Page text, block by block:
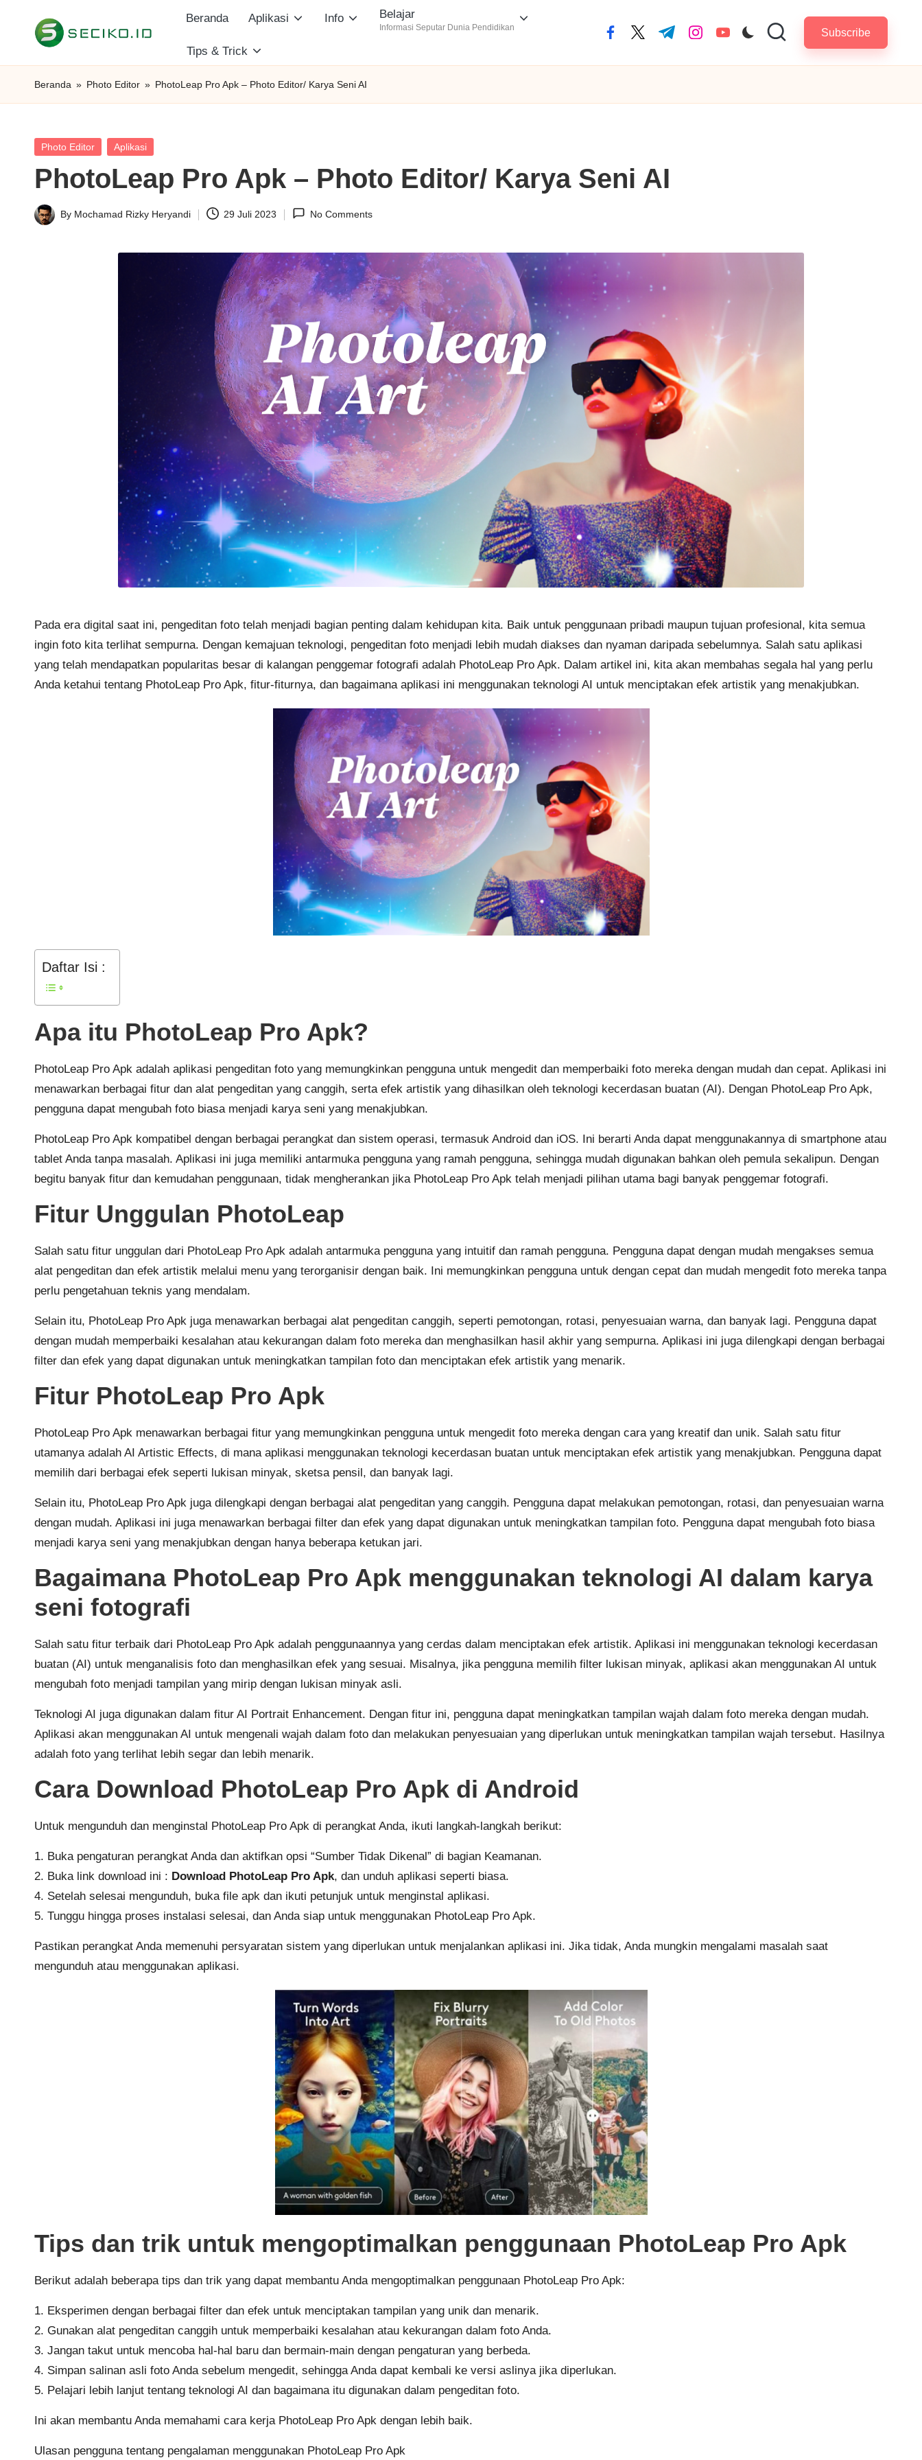
S
e
i
k
o
Informasi
dan
Beranda Aplikasi Info Belajar
Informasi Seputar Dunia Pendidikan
Tips & Trick
facebook.com
twitter.com
t.me instagram.com
youtube.com Subscribe
Beranda » Photo Editor » PhotoLeap Pro Apk – Photo Editor/ Karya Seni AI
Posted
Photo Editor Aplikasi
PhotoLeap Pro Apk – Photo Editor/ Karya Seni AI
Posted
By Mochamad Rizky Heryandi 29 Juli 2023 No Comments
Pada era digital saat ini, pengeditan foto telah menjadi bagian penting dalam kehidupan kita. Baik untuk penggunaan pribadi maupun tujuan profesional, kita semua
ingin foto kita terlihat sempurna. Dengan kemajuan teknologi, pengeditan foto menjadi lebih mudah diakses dan nyaman daripada sebelumnya. Salah satu aplikasi
yang telah mendapatkan popularitas besar di kalangan penggemar fotografi adalah PhotoLeap Pro Apk. Dalam artikel ini, kita akan membahas segala hal yang perlu
Anda ketahui tentang PhotoLeap Pro Apk, fitur-fiturnya, dan bagaimana aplikasi ini menggunakan teknologi AI untuk menciptakan efek artistik yang menakjubkan.
Daftar Isi :
Apa itu PhotoLeap Pro Apk?
PhotoLeap Pro Apk adalah aplikasi pengeditan foto yang memungkinkan pengguna untuk mengedit dan memperbaiki foto mereka dengan mudah dan cepat. Aplikasi ini
menawarkan berbagai fitur dan alat pengeditan yang canggih, serta efek artistik yang dihasilkan oleh teknologi kecerdasan buatan (AI). Dengan PhotoLeap Pro Apk,
pengguna dapat mengubah foto biasa menjadi karya seni yang menakjubkan.
PhotoLeap Pro Apk kompatibel dengan berbagai perangkat dan sistem operasi, termasuk Android dan iOS. Ini berarti Anda dapat menggunakannya di smartphone atau
tablet Anda tanpa masalah. Aplikasi ini juga memiliki antarmuka pengguna yang ramah pengguna, sehingga mudah digunakan bahkan oleh pemula sekalipun. Dengan
begitu banyak fitur dan kemudahan penggunaan, tidak mengherankan jika PhotoLeap Pro Apk telah menjadi pilihan utama bagi banyak penggemar fotografi.
Fitur Unggulan PhotoLeap
Salah satu fitur unggulan dari PhotoLeap Pro Apk adalah antarmuka pengguna yang intuitif dan ramah pengguna. Pengguna dapat dengan mudah mengakses semua
alat pengeditan dan efek artistik melalui menu yang terorganisir dengan baik. Ini memungkinkan pengguna untuk dengan cepat dan mudah mengedit foto mereka tanpa
perlu pengetahuan teknis yang mendalam.
Selain itu, PhotoLeap Pro Apk juga menawarkan berbagai alat pengeditan canggih, seperti pemotongan, rotasi, penyesuaian warna, dan banyak lagi. Pengguna dapat
dengan mudah memperbaiki kesalahan atau kekurangan dalam foto mereka dan menghasilkan hasil akhir yang sempurna. Aplikasi ini juga dilengkapi dengan berbagai
filter dan efek yang dapat digunakan untuk meningkatkan tampilan foto dan menciptakan efek artistik yang menarik.
Fitur PhotoLeap Pro Apk
PhotoLeap Pro Apk menawarkan berbagai fitur yang memungkinkan pengguna untuk mengedit foto mereka dengan cara yang kreatif dan unik. Salah satu fitur
utamanya adalah AI Artistic Effects, di mana aplikasi menggunakan teknologi kecerdasan buatan untuk menciptakan efek artistik yang menakjubkan. Pengguna dapat
memilih dari berbagai efek seperti lukisan minyak, sketsa pensil, dan banyak lagi.
Selain itu, PhotoLeap Pro Apk juga dilengkapi dengan berbagai alat pengeditan yang canggih. Pengguna dapat melakukan pemotongan, rotasi, dan penyesuaian warna
dengan mudah. Aplikasi ini juga menawarkan berbagai filter dan efek yang dapat digunakan untuk meningkatkan tampilan foto. Pengguna dapat mengubah foto biasa
menjadi karya seni yang menakjubkan dengan hanya beberapa ketukan jari.
Bagaimana PhotoLeap Pro Apk menggunakan teknologi AI dalam karya
seni fotografi
Salah satu fitur terbaik dari PhotoLeap Pro Apk adalah penggunaannya yang cerdas dalam menciptakan efek artistik. Aplikasi ini menggunakan teknologi kecerdasan
buatan (AI) untuk menganalisis foto dan menghasilkan efek yang sesuai. Misalnya, jika pengguna memilih filter lukisan minyak, aplikasi akan menggunakan AI untuk
mengubah foto menjadi tampilan yang mirip dengan lukisan minyak asli.
Teknologi AI juga digunakan dalam fitur AI Portrait Enhancement. Dengan fitur ini, pengguna dapat meningkatkan tampilan wajah dalam foto mereka dengan mudah.
Aplikasi akan menggunakan AI untuk mengenali wajah dalam foto dan melakukan penyesuaian yang diperlukan untuk meningkatkan tampilan wajah tersebut. Hasilnya
adalah foto yang terlihat lebih segar dan lebih menarik.
Cara Download PhotoLeap Pro Apk di Android
Untuk mengunduh dan menginstal PhotoLeap Pro Apk di perangkat Anda, ikuti langkah-langkah berikut:
1. Buka pengaturan perangkat Anda dan aktifkan opsi “Sumber Tidak Dikenal” di bagian Keamanan.
2. Buka link download ini : Download PhotoLeap Pro Apk, dan unduh aplikasi seperti biasa.
4. Setelah selesai mengunduh, buka file apk dan ikuti petunjuk untuk menginstal aplikasi.
5. Tunggu hingga proses instalasi selesai, dan Anda siap untuk menggunakan PhotoLeap Pro Apk.
Pastikan perangkat Anda memenuhi persyaratan sistem yang diperlukan untuk menjalankan aplikasi ini. Jika tidak, Anda mungkin mengalami masalah saat
mengunduh atau menggunakan aplikasi.
Tips dan trik untuk mengoptimalkan penggunaan PhotoLeap Pro Apk
Berikut adalah beberapa tips dan trik yang dapat membantu Anda mengoptimalkan penggunaan PhotoLeap Pro Apk:
1. Eksperimen dengan berbagai filter dan efek untuk menciptakan tampilan yang unik dan menarik.
2. Gunakan alat pengeditan canggih untuk memperbaiki kesalahan atau kekurangan dalam foto Anda.
3. Jangan takut untuk mencoba hal-hal baru dan bermain-main dengan pengaturan yang berbeda.
4. Simpan salinan asli foto Anda sebelum mengedit, sehingga Anda dapat kembali ke versi aslinya jika diperlukan.
5. Pelajari lebih lanjut tentang teknologi AI dan bagaimana itu digunakan dalam pengeditan foto.
Ini akan membantu Anda memahami cara kerja PhotoLeap Pro Apk dengan lebih baik.
Ulasan pengguna tentang pengalaman menggunakan PhotoLeap Pro Apk